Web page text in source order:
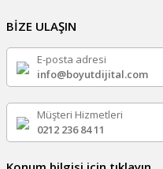
BİZE ULAŞIN
E-posta adresi
info@boyutdijital.com
Müşteri Hizmetleri
0212 236 84 11